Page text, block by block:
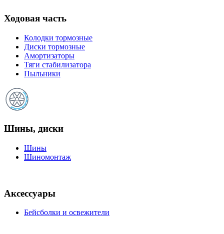
Ходовая часть
Колодки тормозные
Диски тормозные
Амортизаторы
Тяги стабилизатора
Пыльники
Шины, диски
Шины
Шиномонтаж
Аксессуары
Бейсболки и освежители